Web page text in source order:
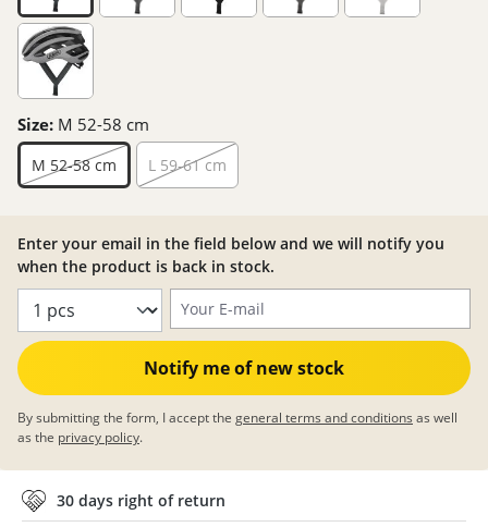
Size: M 52-58 cm
M 52-58 cm L 59-61 cm
Enter your email in the field below and we will notify you
when the product is back in stock.
Notify me of new stock
By submitting the form, I accept the general terms and conditions as well
as the privacy policy.
30 days right of return